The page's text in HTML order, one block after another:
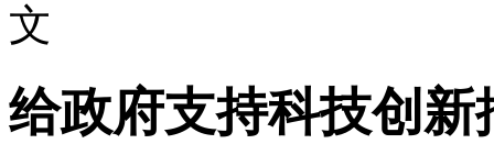
文
给政府支持科技创